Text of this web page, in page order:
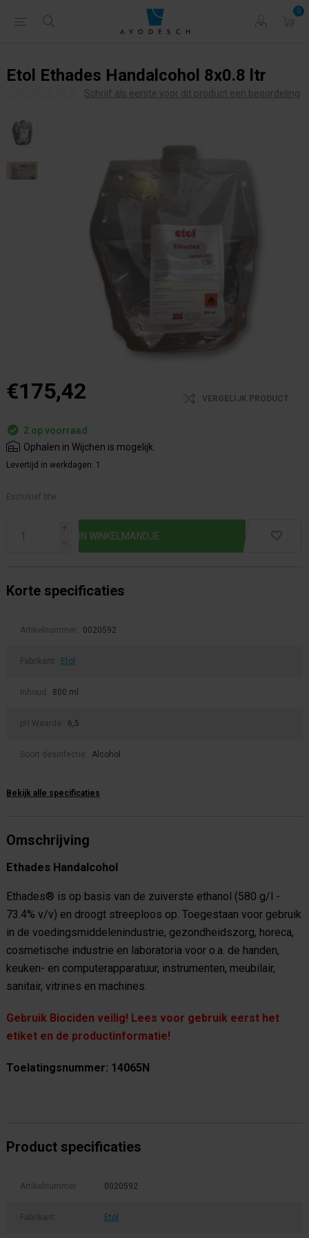
0
Etol Ethades Handalcohol 8x0.8 ltr
Schrijf als eerste voor dit product een beoordeling
€175,42 VERGELIJK PRODUCT
2 op voorraad
Ophalen in Wijchen is mogelijk.
Levertijd in werkdagen: 1
Exclusief btw.
i
h
Korte specificaties
Artikelnummer: 0020592
Fabrikant: Etol
Inhoud: 800 ml
pH Waarde: 6,5
Soort desinfectie: Alcohol
Bekijk alle specificaties
Omschrijving
Ethades Handalcohol
Ethades® is op basis van de zuiverste ethanol (580 g/l -
73.4% v/v) en droogt streeploos op. Toegestaan voor gebruik
in de voedingsmiddelenindustrie, gezondheidszorg, horeca,
cosmetische industrie en laboratoria voor o.a. de handen,
keuken- en computerapparatuur, instrumenten, meubilair,
sanitair, vitrines en machines.
Gebruik Biociden veilig! Lees voor gebruik eerst het
etiket en de productinformatie!
Toelatingsnummer: 14065N
Product specificaties
Artikelnummer 0020592
Fabrikant: Etol